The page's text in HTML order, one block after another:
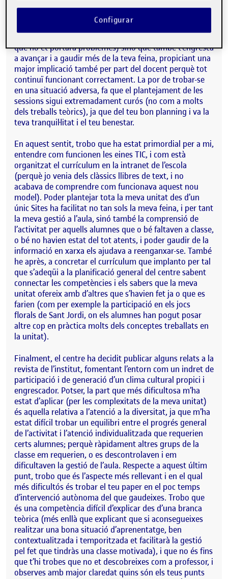
com aquesta motivació tan sols s’adquireix des d’una
contextualització dels aprenentatges. Una classe
motivada, no tan sols et tranquil·litza com a docent (ja
que no et portarà problemes) sinó que també t’engresca
a avançar i a gaudir més de la teva feina, propiciant una
major implicació també per part del docent perquè tot
continuï funcionant correctament. La por de trobar-se
en una situació adversa, fa que el plantejament de les
sessions sigui extremadament curós (no com a molts
dels treballs teòrics), ja que del teu bon planning i va la
teva tranquil·litat i el teu benestar.
En aquest sentit, trobo que ha estat primordial per a mi,
entendre com funcionen les eines TIC, i com està
organitzat el currículum en la intranet de l’escola
(perquè jo venia dels clàssics llibres de text, i no
acabava de comprendre com funcionava aquest nou
model). Poder plantejar tota la meva unitat des d’un
únic Sites ha facilitat no tan sols la meva feina, i per tant
la meva gestió a l’aula, sinó també la comprensió de
l’activitat per aquells alumnes que o bé faltaven a classe,
o bé no havien estat del tot atents, i poder gaudir de la
informació en xarxa els ajudava a reenganxar-se. També
he après, a concretar el currículum que implanto per tal
que s’adeqüi a la planificació general del centre sabent
connectar les competències i els sabers que la meva
unitat ofereix amb d’altres que s’havien fet ja o que es
farien (com per exemple la participació en els jocs
florals de Sant Jordi, on els alumnes han pogut posar
altre cop en pràctica molts dels conceptes treballats en
la unitat).
Finalment, el centre ha decidit publicar alguns relats a la
revista de l’institut, fomentant l’entorn com un indret de
participació i de generació d’un clima cultural propici i
engrescador. Potser, la part que més dificultosa m’ha
estat d’aplicar (per les complexitats de la meva unitat)
és aquella relativa a l’atenció a la diversitat, ja que m’ha
estat difícil trobar un equilibri entre el progrés general
de l’activitat i l’atenció individualitzada que requerien
certs alumnes; perquè ràpidament altres grups de la
classe em requerien, o es descontrolaven i em
dificultaven la gestió de l’aula. Respecte a aquest últim
punt, trobo que és l’aspecte més rellevant i en el qual
més dificultós és trobar el teu paper en el poc temps
d’intervenció autònoma del que gaudeixes. Trobo que
és una competència difícil d’explicar des d’una branca
teòrica (més enllà que explicant que si aconsegueixes
realitzar una bona situació d’aprenentatge, ben
contextualitzada i temporitzada et facilitarà la gestió
pel fet que tindràs una classe motivada), i que no és fins
que t’hi trobes que no et descobreixes com a professor, i
observes amb major claredat quins són els teus punts
Configurar